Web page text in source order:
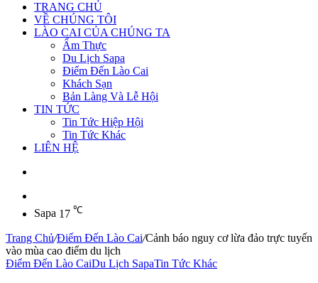
TRANG CHỦ
VỀ CHÚNG TÔI
LÀO CAI CỦA CHÚNG TA
Ẩm Thực
Du Lịch Sapa
Điểm Đến Lào Cai
Khách Sạn
Bản Làng Và Lễ Hội
TIN TỨC
Tin Tức Hiệp Hội
Tin Tức Khác
LIÊN HỆ
Sapa 17 ℃
Trang Chủ/Điểm Đến Lào Cai/Cảnh báo nguy cơ lừa đảo trực tuyến
vào mùa cao điểm du lịch
Điểm Đến Lào CaiDu Lịch SapaTin Tức Khác